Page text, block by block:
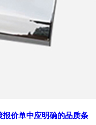
价单中应明确的品质条